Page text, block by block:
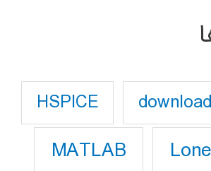
HSPICE
MATLAB